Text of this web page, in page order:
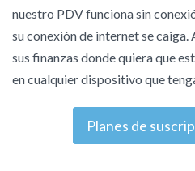
nuestro PDV funciona sin
su conexión de internet se caiga.
sus finanzas donde quiera que
en cualquier dispositivo que
Planes de